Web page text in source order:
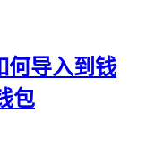
何导入到钱
包